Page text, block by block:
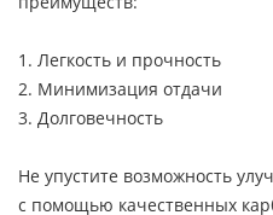
1. Легкость и прочность
2. Минимизация отдачи
3. Долговечность
Не упустите возможность
с помощью качественных